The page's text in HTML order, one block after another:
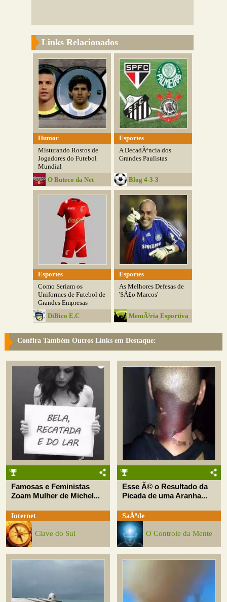
Links Relacionados
Humor
Misturando Rostos de
Jogadores do Futebol
Mundial
O Buteco da Net
Esportes
A DecadÃªncia dos
Grandes Paulistas
Blog 4-3-3
Esportes
Como Seriam os
Uniformes de Futebol de
Grandes Empresas
DiBico E.C
Esportes
As Melhores Defesas de
'SÃ£o Marcos'
MemÃ³ria Esportiva
Confira Também Outros Links em Destaque:
Famosas e Feministas
Zoam Mulher de Michel...
Internet
Clave do Sul
Esse Ã© o Resultado da
Picada de uma Aranha...
SaÃºde
O Controle da Mente